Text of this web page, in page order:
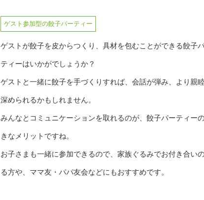
ゲスト参加型の餃子パーティー
ゲストが餃子を皮からつくり、具材を包むことができる餃子
ティーはいかがでしょうか？
ゲストと一緒に餃子を手づくりすれば、会話が弾み、より親
深められるかもしれません。
みんなとコミュニケーションを取れるのが、餃子パーティー
きなメリットですね。
お子さまも一緒に参加できるので、家族ぐるみでお付き合い
る方や、ママ友・パパ友会などにもおすすめです。